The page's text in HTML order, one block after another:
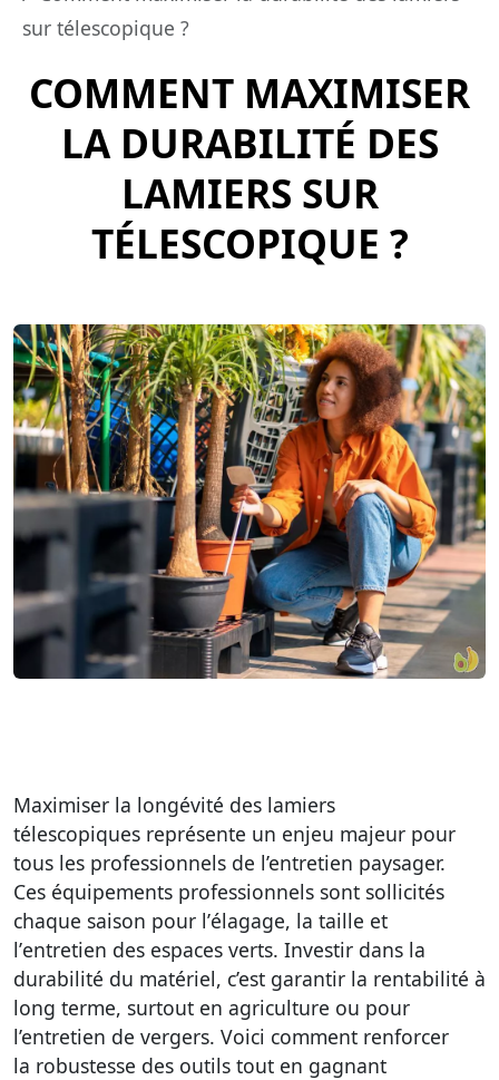
sur télescopique ?
COMMENT MAXIMISER
LA DURABILITÉ DES
LAMIERS SUR
TÉLESCOPIQUE ?
Maximiser la longévité des lamiers
télescopiques représente un enjeu majeur pour
tous les professionnels de l’entretien paysager.
Ces équipements professionnels sont sollicités
chaque saison pour l’élagage, la taille et
l’entretien des espaces verts. Investir dans la
durabilité du matériel, c’est garantir la rentabilité à
long terme, surtout en agriculture ou pour
l’entretien de vergers. Voici comment renforcer
la robustesse des outils tout en gagnant